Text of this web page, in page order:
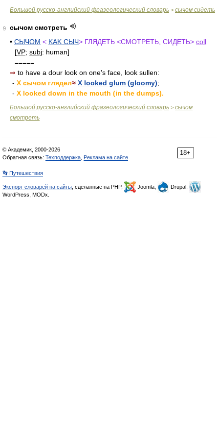
Большой русско-английский фразеологический словарь > сычом сидеть
9
сычом смотреть
• СЫЧОМ < KAK СЫЧ> ГЛЯДЕТЬ <СМОТРЕТЬ, СИДЕТЬ> coll
[VP; subj: human]
=====
⇒ to have a dour look on one's face, look sullen:
- X сычом глядел≈ X looked glum (gloomy);
- X looked down in the mouth (in the dumps).
Большой русско-английский фразеологический словарь > сычом
смотреть
18+
© Академик, 2000-2026
Обратная связь: Техподдержка Реклама на сайте
👣 Путешествия
Экспорт словарей на сайты , сделанные на PHP, Joomla,
Drupal,
WordPress, MODx.